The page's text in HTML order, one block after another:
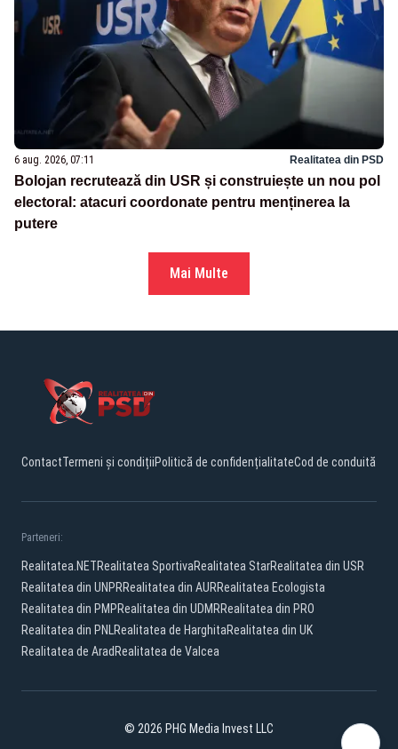
6 aug. 2026, 07:11 Realitatea din PSD
Bolojan recrutează din USR și construiește un nou pol
electoral: atacuri coordonate pentru menținerea la
putere
Mai Multe
ContactTermeni și condițiiPolitică de confidențialitateCod de conduită
Parteneri:
Realitatea.NETRealitatea SportivaRealitatea StarRealitatea din USR
Realitatea din UNPRRealitatea din AURRealitatea Ecologista
Realitatea din PMPRealitatea din UDMRRealitatea din PRO
Realitatea din PNLRealitatea de HarghitaRealitatea din UK
Realitatea de Arad Realitatea de Valcea
© 2026 PHG Media Invest LLC